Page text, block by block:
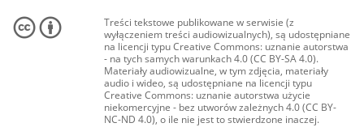
Treści tekstowe publikowane w serwisie (z
wyłączeniem treści audiowizualnych), są udostępniane
na licencji typu Creative Commons: uznanie autorstwa
- na tych samych warunkach 4.0 (CC BY-SA 4.0).
Materiały audiowizualne, w tym zdjęcia, materiały
audio i wideo, są udostępniane na licencji typu
Creative Commons: uznanie autorstwa użycie
niekomercyjne - bez utworów zależnych 4.0 (CC BY-
NC-ND 4.0), o ile nie jest to stwierdzone inaczej.